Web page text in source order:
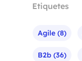
Etiquetes
Agile (8)
B2b (36)